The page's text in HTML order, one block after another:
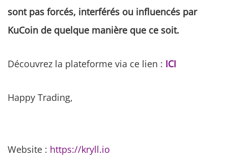
sont pas forcés, interférés ou influencés par
KuCoin de quelque manière que ce soit.
Découvrez la plateforme via ce lien : ICI
Happy Trading,
Website : https://kryll.io